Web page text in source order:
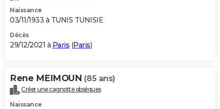
Naissance
03/11/1933 à TUNIS TUNISIE
Décès
29/12/2021 à Paris (Paris)
Rene MEIMOUN (85 ans)
Créer une cagnotte obsèques
Naissance